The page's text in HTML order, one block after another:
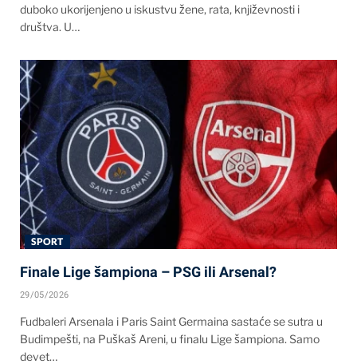
duboko ukorijenjeno u iskustvu žene, rata, književnosti i
društva. U…
SPORT
Finale Lige šampiona – PSG ili Arsenal?
29/05/2026
Fudbaleri Arsenala i Paris Saint Germaina sastaće se sutra u
Budimpešti, na Puškaš Areni, u finalu Lige šampiona. Samo
devet…